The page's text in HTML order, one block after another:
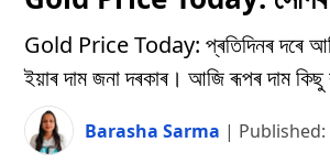
Gold Price Today: প্ৰতিদিনৰ দৰে
ইয়াৰ দাম জনা দৰকাৰ। আজি ৰূপৰ দাম কিছু
Barasha Sarma | Published: